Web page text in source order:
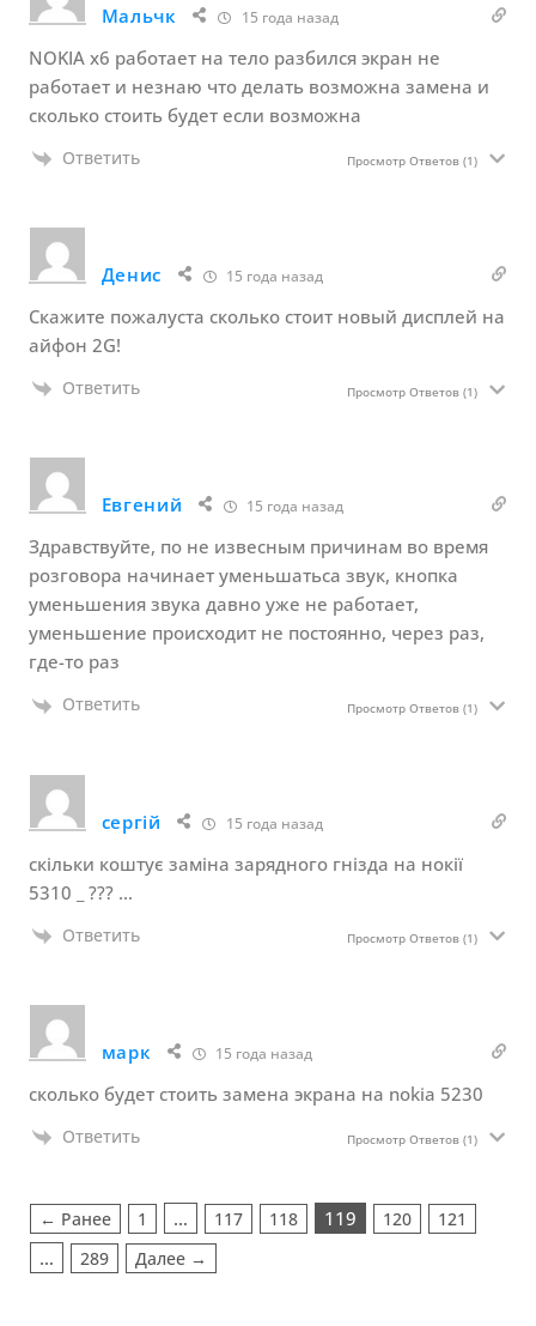
Мальчк 15 года назад
NOKIA х6 работает на тело разбился экран не
работает и незнаю что делать возможна замена и
сколько стоить будет если возможна
Ответить Просмотр Ответов(1)
Денис 15 года назад
Скажите пожалуста сколько стоит новый дисплей на
айфон 2G!
Ответить Просмотр Ответов(1)
Евгений 15 года назад
Здравствуйте, по не извесным причинам во время
розговора начинает уменьшатьса звук, кнопка
уменьшения звука давно уже не работает,
уменьшение происходит не постоянно, через раз,
где-то раз
Ответить Просмотр Ответов(1)
сергій 15 года назад
скільки коштує заміна зарядного гнізда на нокії
5310 _ ??? …
Ответить Просмотр Ответов(1)
марк 15 года назад
сколько будет стоить замена экрана на nokia 5230
Ответить Просмотр Ответов(1)
← Ранее 1 … 117 118 119 120 121
… 289 Далее →